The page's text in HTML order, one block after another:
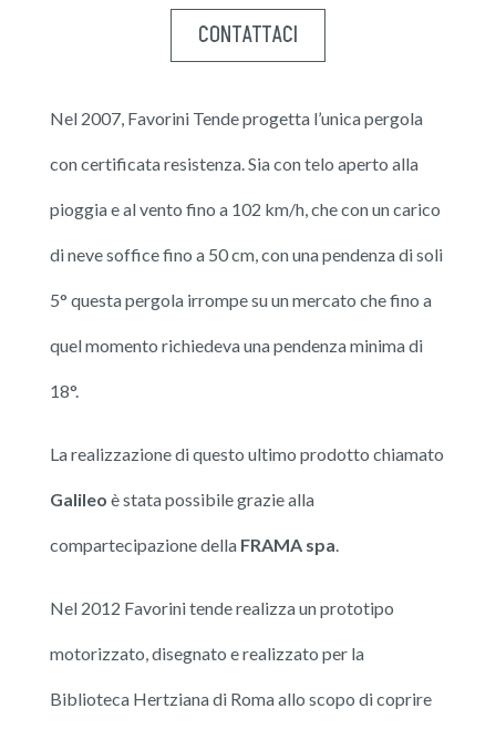
CONTATTACI
Nel 2007, Favorini Tende progetta l’unica pergola
con certificata resistenza. Sia con telo aperto alla
pioggia e al vento fino a 102 km/h, che con un carico
di neve soffice fino a 50 cm, con una pendenza di soli
5° questa pergola irrompe su un mercato che fino a
quel momento richiedeva una pendenza minima di
18°.
La realizzazione di questo ultimo prodotto chiamato
Galileo è stata possibile grazie alla
compartecipazione della FRAMA spa.
Nel 2012 Favorini tende realizza un prototipo
motorizzato, disegnato e realizzato per la
Biblioteca Hertziana di Roma allo scopo di coprire